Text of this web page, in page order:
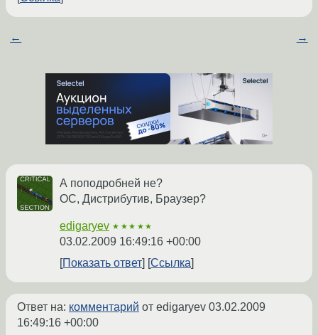
← →
А поподробней не?
ОС, Дистрибутив, Браузер?
edigaryev ★★★★★
03.02.2009 16:49:16 +00:00
Показать ответ
Ссылка
Ответ на: комментарий от edigaryev 03.02.2009
16:49:16 +00:00